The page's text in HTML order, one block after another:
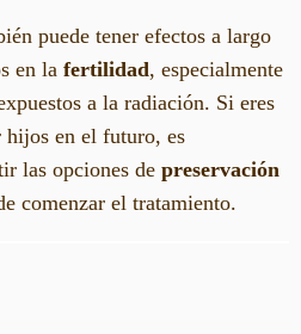
puede tener efectos a largo
en la fertilidad, especialmente
a la radiación. Si eres
hijos en el futuro, es
las opciones de preservación
comenzar el tratamiento.